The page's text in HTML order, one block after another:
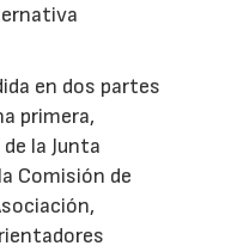
en dos partes
primera,
la Junta
Comisión de